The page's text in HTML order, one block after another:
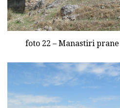
foto 22 – Manastiri